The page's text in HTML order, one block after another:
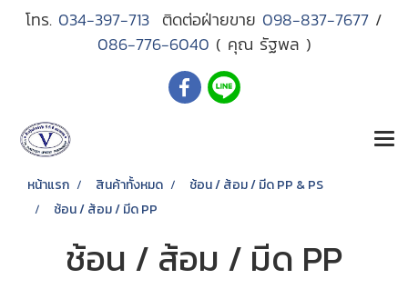
โทร. 034-397-713 ติดต่อฝ่ายขาย 098-837-7677 /
086-776-6040 ( คุณ รัฐพล )
หน้าแรก สินค้าทั้งหมด
ช้อน / ส้อม / มีด PP & PS
ช้อน / ส้อม / มีด PP
ช้อน / ส้อม / มีด PP